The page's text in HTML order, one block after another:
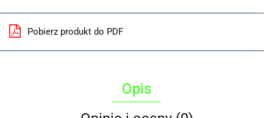
Pobierz produkt do PDF
Opis